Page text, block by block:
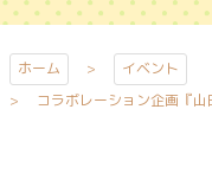
ッ
ホーム
イベント
コラボレーション企画『